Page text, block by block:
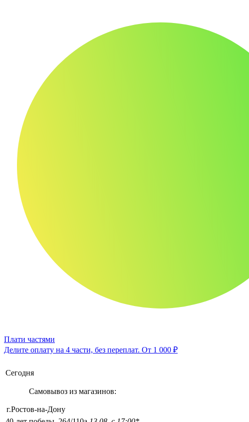
Плати частями
Делите оплату на 4 части, без переплат. От 1 000 ₽
Сегодня
Самовывоз из магазинов:
г.Ростов-на-Дону